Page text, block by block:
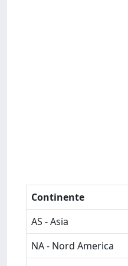
Continente
AS - Asia
NA - Nord America